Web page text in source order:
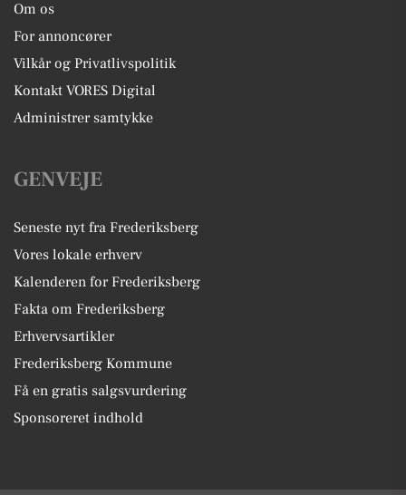
Om os
For annoncører
Vilkår og Privatlivspolitik
Kontakt VORES Digital
Administrer samtykke
GENVEJE
Seneste nyt fra Frederiksberg
Vores lokale erhverv
Kalenderen for Frederiksberg
Fakta om Frederiksberg
Erhvervsartikler
Frederiksberg Kommune
Få en gratis salgsvurdering
Sponsoreret indhold